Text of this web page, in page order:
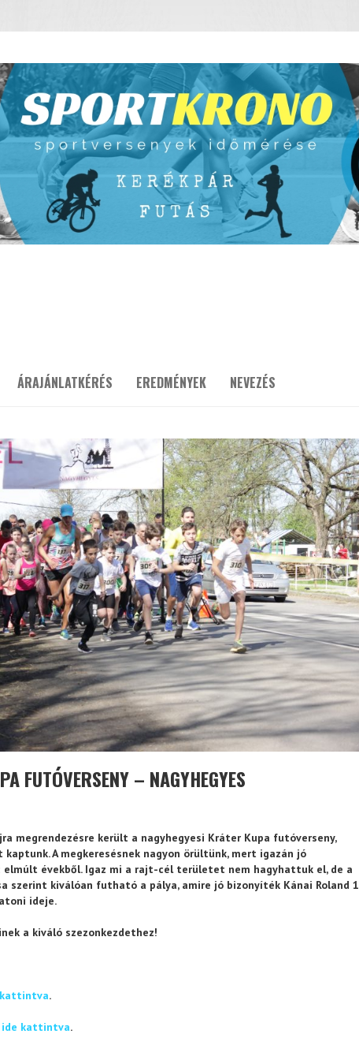
ÁRAJÁNLATKÉRÉS EREDMÉNYEK NEVEZÉS
FUTÓVERSENY – NAGYHEGYES
megrendezésre került a nagyhegyesi Kráter Kupa futóverseny,
kaptunk. A megkeresésnek nagyon örültünk, mert igazán jó
elmúlt évekből. Igaz mi a rajt-cél területet nem hagyhattuk el, de a
szerint kiválóan futható a pálya, amire jó bizonyíték Kánai Roland 1
ideje.
a kiváló szezonkezdethez!
.
ide kattintva.